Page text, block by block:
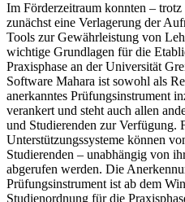
Im Förderzeitraum konnten –
zunächst eine Verlagerung der
Tools zur Gewährleistung von
wichtige Grundlagen für die
Praxisphase an der Universität
Software Mahara ist sowohl als
anerkanntes Prüfungsinstrument
verankert und steht auch allen
und Studierenden zur Verfügung.
Unterstützungssysteme können
Studierenden – unabhängig von
abgerufen werden. Die
Prüfungsinstrument ist ab dem
Studienordnung für die